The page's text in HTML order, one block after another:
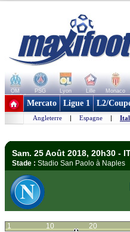
OM PSG Lyon Lille Monaco
+ de clubs
Mercato Ligue 1 L2/
Angleterre | Espagne |
Sam. 25 Août 2018, 20h30 -
Stade : Stadio San Paolo à
1 10 20